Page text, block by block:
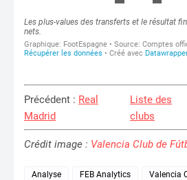
Précédent : Real
Madrid
Liste des
clubs
Crédit image : Valencia Club de
Analyse FEB Analytics Valencia